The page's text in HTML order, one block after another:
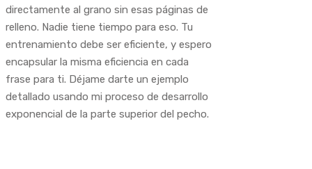
directamente al grano sin esas páginas de
relleno. Nadie tiene tiempo para eso. Tu
entrenamiento debe ser eficiente, y espero
encapsular la misma eficiencia en cada
frase para ti. Déjame darte un ejemplo
detallado usando mi proceso de desarrollo
exponencial de la parte superior del pecho.